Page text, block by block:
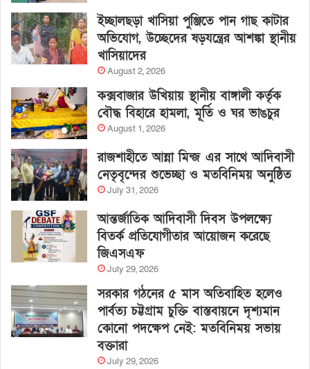
ইচ্ছালছড়া খাসিয়া পুঞ্জিতে পান গাছ কাটার
অভিযোগ, উচ্ছেদের ষড়যন্ত্রের আশঙ্কা স্থানীয়
খাসিয়াদের
August 2, 2026
কক্সবাজার উখিয়ায় স্থানীয় বাঙ্গালী কর্তৃক
বৌদ্ধ বিহারে হামলা, মূর্তি ও ঘর ভাঙচুর
August 1, 2026
রাজশাহীতে আন্না মিন্জ এর সাথে আদিবাসী
নেতৃবৃন্দের শুভেচ্ছা ও মতবিনিময় অনুষ্ঠিত
July 31, 2026
আন্তর্জাতিক আদিবাসী দিবস উপলক্ষ্যে
বিতর্ক প্রতিযোগীতার আয়োজন করেছে
জিএসএফ
July 29, 2026
সরকার গঠনের ৫ মাস অতিবাহিত হলেও
পার্বত্য চট্টগ্রাম চুক্তি বাস্তবায়নে দৃশ্যমান
কোনো পদক্ষেপ নেই: মতবিনিময় সভায়
বক্তারা
July 29, 2026